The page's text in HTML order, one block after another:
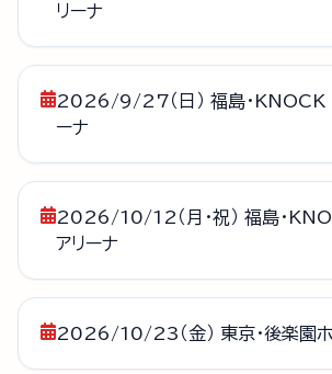
リーナ
2026/9/27（日） 福島・KNOCK
ーナ
2026/10/12（月・祝） 福島・
アリーナ
2026/10/23（金） 東京・後楽園